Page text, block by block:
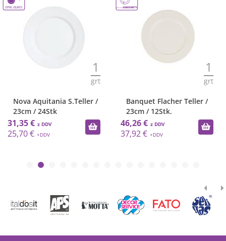
1
grt
Nova Aquitania S.Teller /
23cm / 24Stk
31,35 €
25,70 €
1
grt
Banquet Flacher Teller /
23cm / 12Stk.
46,26 €
37,92 €